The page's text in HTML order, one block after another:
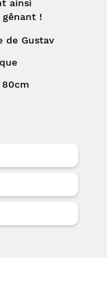
ainsi
!
de Gustav